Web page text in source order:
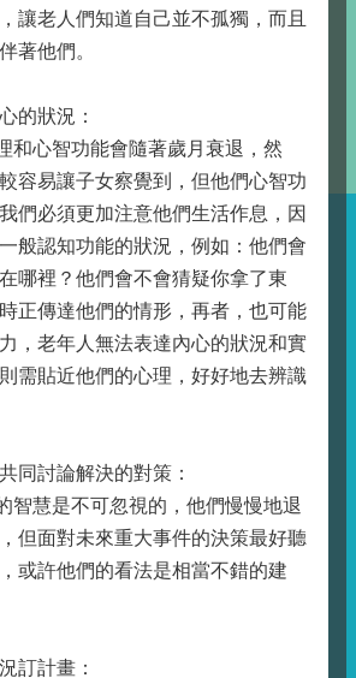
讓老人們知道自己並不孤獨，而且
著他們。
的狀況：
心智功能會隨著歲月衰退，然
容易讓子女察覺到，但他們心智功
們必須更加注意他們生活作息，因
般認知功能的狀況，例如：他們會
哪裡？他們會不會猜疑你拿了東
正傳達他們的情形，再者，也可能
，老年人無法表達內心的狀況和實
需貼近他們的心理，好好地去辨識
同討論解決的對策：
慧是不可忽視的，他們慢慢地退
但面對未來重大事件的決策最好聽
或許他們的看法是相當不錯的建
訂計畫：